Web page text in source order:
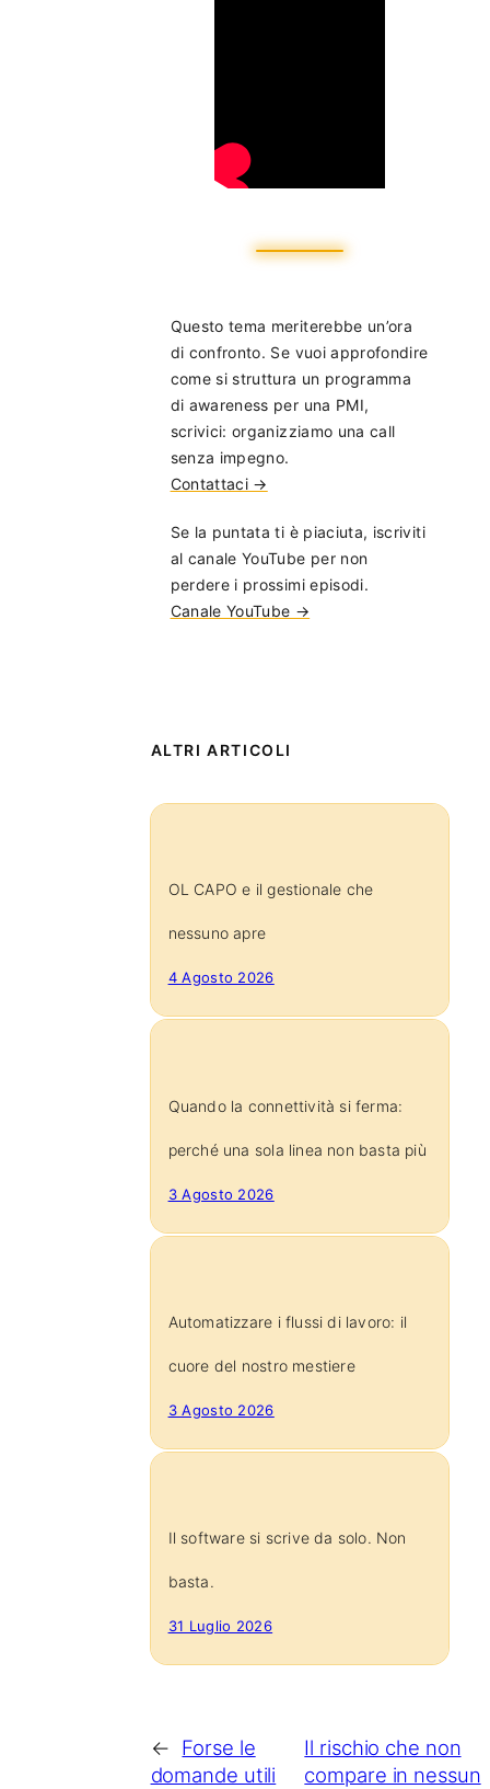
Questo tema meriterebbe un’ora
di confronto. Se vuoi approfondire
come si struttura un programma
di awareness per una PMI,
scrivici: organizziamo una call
senza impegno.
Contattaci →
Se la puntata ti è piaciuta, iscriviti
al canale YouTube per non
perdere i prossimi episodi.
Canale YouTube →
ALTRI ARTICOLI
OL CAPO e il gestionale che
nessuno apre
4 Agosto 2026
Quando la connettività si ferma:
perché una sola linea non basta più
3 Agosto 2026
Automatizzare i flussi di lavoro: il
cuore del nostro mestiere
3 Agosto 2026
Il software si scrive da solo. Non
basta.
31 Luglio 2026
← Forse le
domande utili
Il rischio che non
compare in nessun